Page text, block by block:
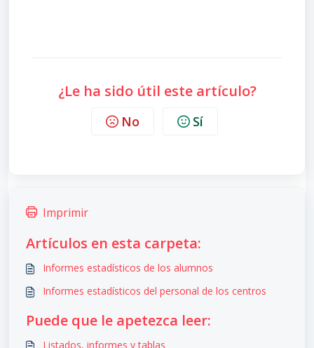
¿Le ha sido útil este artículo?
No Sí
Imprimir
Artículos en esta carpeta:
Informes estadísticos de los alumnos
Informes estadísticos del personal de los centros
Puede que le apetezca leer:
Listados, informes y tablas